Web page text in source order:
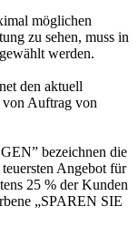
möglichen
zu sehen, muss in
werden.
den aktuell
von Auftrag von
bezeichnen die
Angebot für
25 % der Kunden
„SPAREN SIE